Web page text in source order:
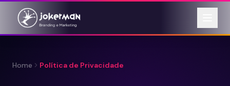
Home Política de Privacidade